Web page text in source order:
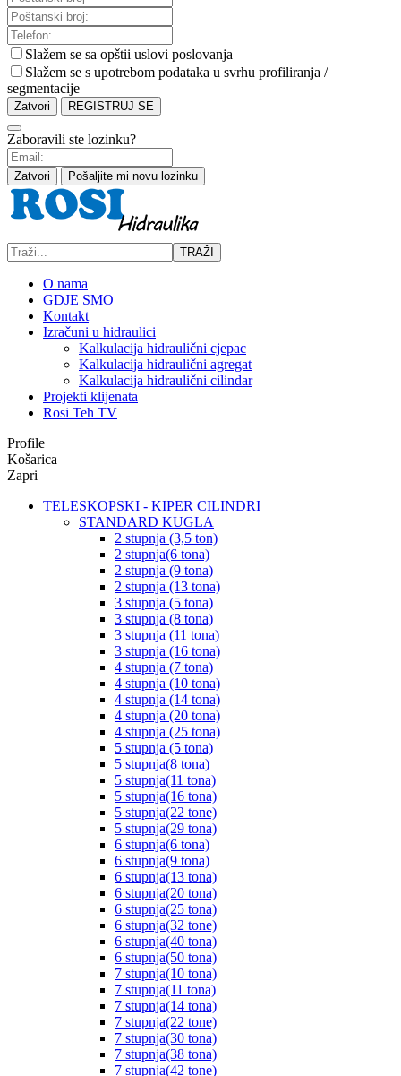
Slažem se sa opštii uslovi poslovanja
Slažem se s upotrebom podataka u svrhu profiliranja /
segmentacije
Zatvori REGISTRUJ SE
Zaboravili ste lozinku?
Zatvori Pošaljite mi novu lozinku
TRAŽI
O nama
GDJE SMO
Kontakt
Izračuni u hidraulici
Kalkulacija hidraulični cjepac
Kalkulacija hidraulični agregat
Kalkulacija hidraulični cilindar
Projekti klijenata
Rosi Teh TV
Profile
Košarica
Zapri
TELESKOPSKI - KIPER CILINDRI
STANDARD KUGLA
2 stupnja (3,5 ton)
2 stupnja(6 tona)
2 stupnja (9 tona)
2 stupnja (13 tona)
3 stupnja (5 tona)
3 stupnja (8 tona)
3 stupnja (11 tona)
3 stupnja (16 tona)
4 stupnja (7 tona)
4 stupnja (10 tona)
4 stupnja (14 tona)
4 stupnja (20 tona)
4 stupnja (25 tona)
5 stupnja (5 tona)
5 stupnja(8 tona)
5 stupnja(11 tona)
5 stupnja(16 tona)
5 stupnja(22 tone)
5 stupnja(29 tona)
6 stupnja(6 tona)
6 stupnja(9 tona)
6 stupnja(13 tona)
6 stupnja(20 tona)
6 stupnja(25 tona)
6 stupnja(32 tone)
6 stupnja(40 tona)
6 stupnja(50 tona)
7 stupnja(10 tona)
7 stupnja(11 tona)
7 stupnja(14 tona)
7 stupnja(22 tone)
7 stupnja(30 tona)
7 stupnja(38 tona)
7 stupnja(42 tone)